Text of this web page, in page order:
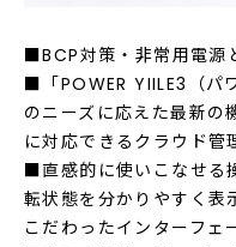
■BCP対策・非常用電源
■「POWER YIILE3（パ
のニーズに応えた最新の
に対応できるクラウド管
■直感的に使いこなせる
転状態を分かりやすく表
こだわったインターフェ